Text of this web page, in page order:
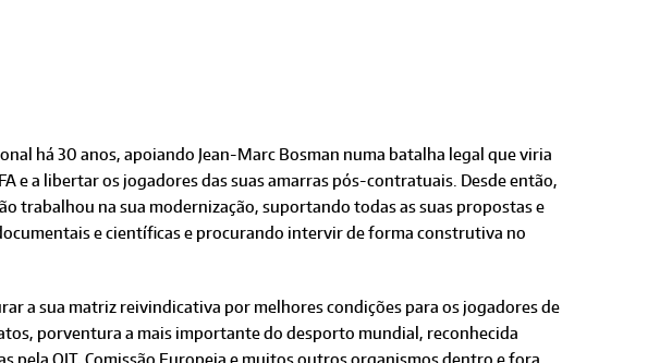
há 30 anos, apoiando Jean-Marc Bosman numa batalha legal que viria
e a libertar os jogadores das suas amarras pós-contratuais. Desde então,
trabalhou na sua modernização, suportando todas as suas propostas e
e científicas e procurando intervir de forma construtiva no
a sua matriz reivindicativa por melhores condições para os jogadores de
porventura a mais importante do desporto mundial, reconhecida